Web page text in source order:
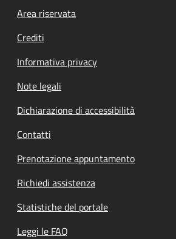
Footer menu
Area riservata
Crediti
Informativa privacy
Note legali
Dichiarazione di accessibilità
Contatti
Prenotazione appuntamento
Richiedi assistenza
Statistiche del portale
Leggi le FAQ